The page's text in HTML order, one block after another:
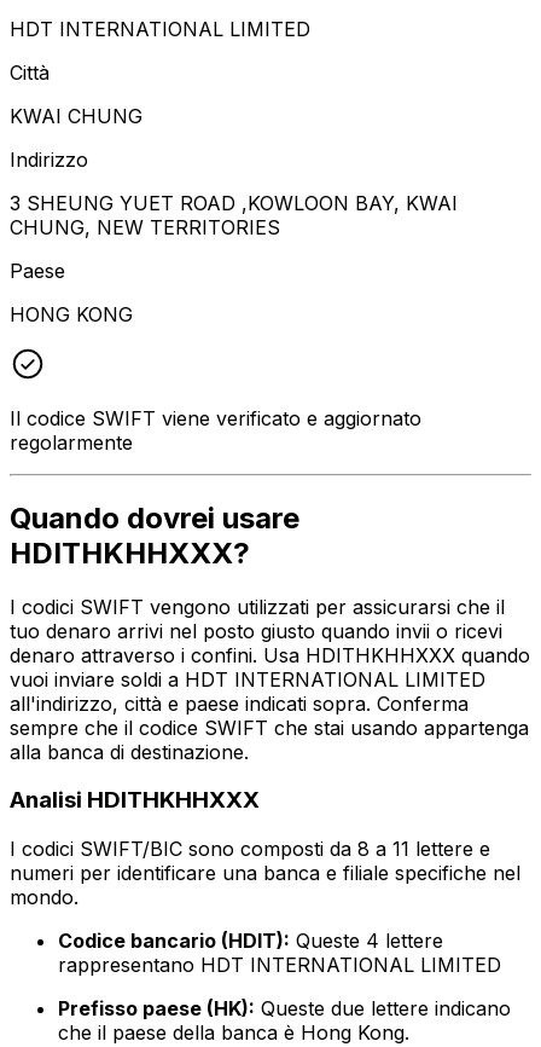
HDT INTERNATIONAL LIMITED
Città
KWAI CHUNG
Indirizzo
3 SHEUNG YUET ROAD ,KOWLOON BAY, KWAI
CHUNG, NEW TERRITORIES
Paese
HONG KONG
Il codice SWIFT viene verificato e aggiornato
regolarmente
Quando dovrei usare
HDITHKHHXXX?
I codici SWIFT vengono utilizzati per assicurarsi che il
tuo denaro arrivi nel posto giusto quando invii o ricevi
denaro attraverso i confini. Usa HDITHKHHXXX quando
vuoi inviare soldi a HDT INTERNATIONAL LIMITED
all'indirizzo, città e paese indicati sopra. Conferma
sempre che il codice SWIFT che stai usando appartenga
alla banca di destinazione.
Analisi HDITHKHHXXX
I codici SWIFT/BIC sono composti da 8 a 11 lettere e
numeri per identificare una banca e filiale specifiche nel
mondo.
Codice bancario (HDIT): Queste 4 lettere
rappresentano HDT INTERNATIONAL LIMITED
Prefisso paese (HK): Queste due lettere indicano
che il paese della banca è Hong Kong.